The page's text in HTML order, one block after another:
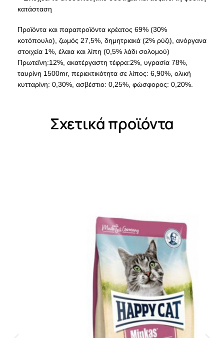
κατάσταση
Προϊόντα και παραπροϊόντα κρέατος 69% (30%
κοτόπουλο), ζωμός 27,5%, δημητριακά (2% ρύζι), ανόργανα
στοιχεία 1%, έλαια και λίπη (0,5% λάδι σολομού)
Πρωτεϊνη:12%, ακατέργαστη τέφρα:2%, υγρασία 78%,
ταυρίνη 1500mr, περιεκτικότητα σε λίπος: 6,90%, ολική
κυτταρίνη: 0,30%, ασβέστιο: 0,25%, φώσφορος: 0,20%.
Σχετικά προϊόντα